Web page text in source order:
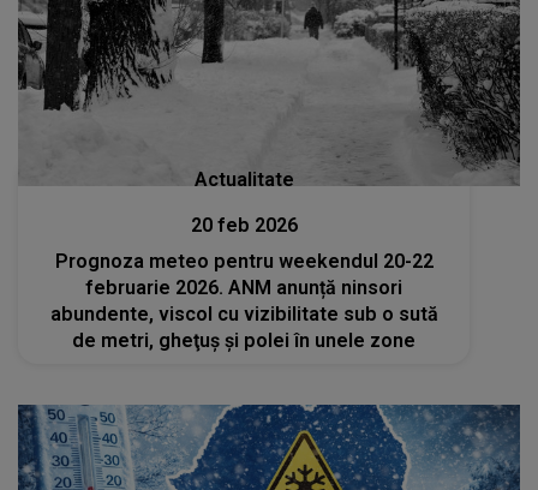
Actualitate
20 feb 2026
Prognoza meteo pentru weekendul 20-22
februarie 2026. ANM anunță ninsori
abundente, viscol cu vizibilitate sub o sută
de metri, gheţuş şi polei în unele zone